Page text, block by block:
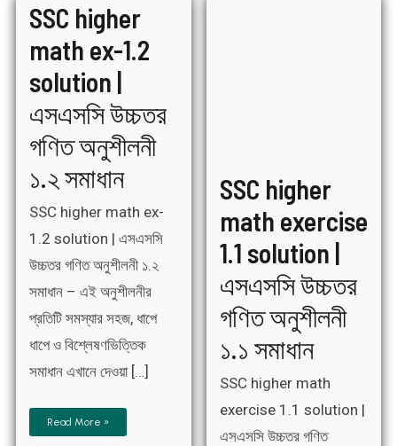
SSC higher
math ex-1.2
solution |
এসএসসি উচ্চতর
গণিত অনুশীলনী
১.২ সমাধান
SSC higher math ex-
1.2 solution | এসএসসি
উচ্চতর গণিত অনুশীলনী ১.২
সমাধান – এই অনুশীলনীর
প্রতিটি সমস্যার সহজ, ধাপে
ধাপে ও বিশ্লেষণভিত্তিক
সমাধান এখানে দেওয়া […]
higher
math
1.2
solution
এসএসসি
উচ্চতর
অনুশীলনী
১.২
সমাধান
Read More »
SSC higher
math exercise
1.1 solution |
এসএসসি উচ্চতর
গণিত অনুশীলনী
১.১ সমাধান
SSC higher math
exercise 1.1 solution |
এসএসসি উচ্চতর গণিত